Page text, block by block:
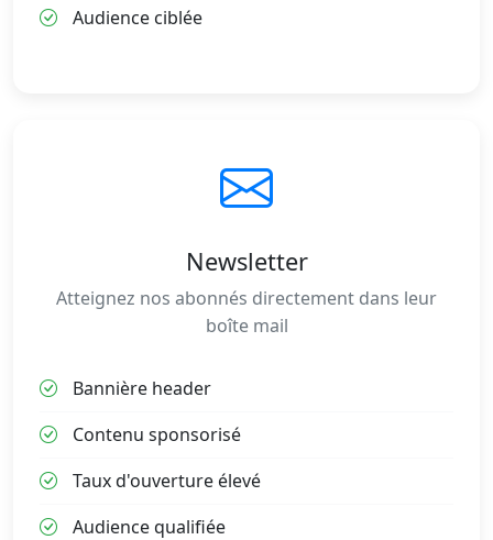
Audience ciblée
Newsletter
Atteignez nos abonnés directement dans leur
boîte mail
Bannière header
Contenu sponsorisé
Taux d'ouverture élevé
Audience qualifiée